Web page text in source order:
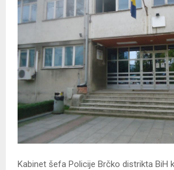
Kabinet šefa Policije Brčko distrikta BiH